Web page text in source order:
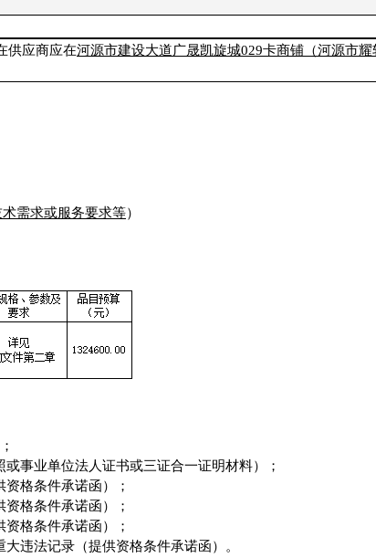
供应商应在河源市建设大道广晟凯旋城029卡商铺（河源市耀
需求或服务要求等）
事业单位法人证书或三证合一证明材料）；
资格条件承诺函）；
资格条件承诺函） ；
资格条件承诺函）；
大违法记录（提供资格条件承诺函）
。